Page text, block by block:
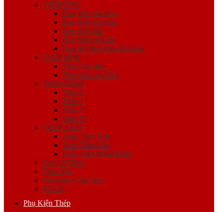
THÉP ỐNG
Ống thép mạ kẽm
Ống thép hàn đen
Ống thép đúc
Ống thép siêu âm
Ống lốc theo đơn đặt hàng
THÉP HỘP
Thép hộp đen
Thép hộp mạ kẽm
THÉP HÌNH
Thép U
Thép I
Thép V
Thép H
THÉP TẤM
Thép Tấm Trơn
Thép Tấm Gân
Thép Tấm Nhập Khẩu
Cọc Cừ Thép
Thép Đặc
Thép Ray Cầu Trục
Xà Gồ
Phụ Kiện Thép